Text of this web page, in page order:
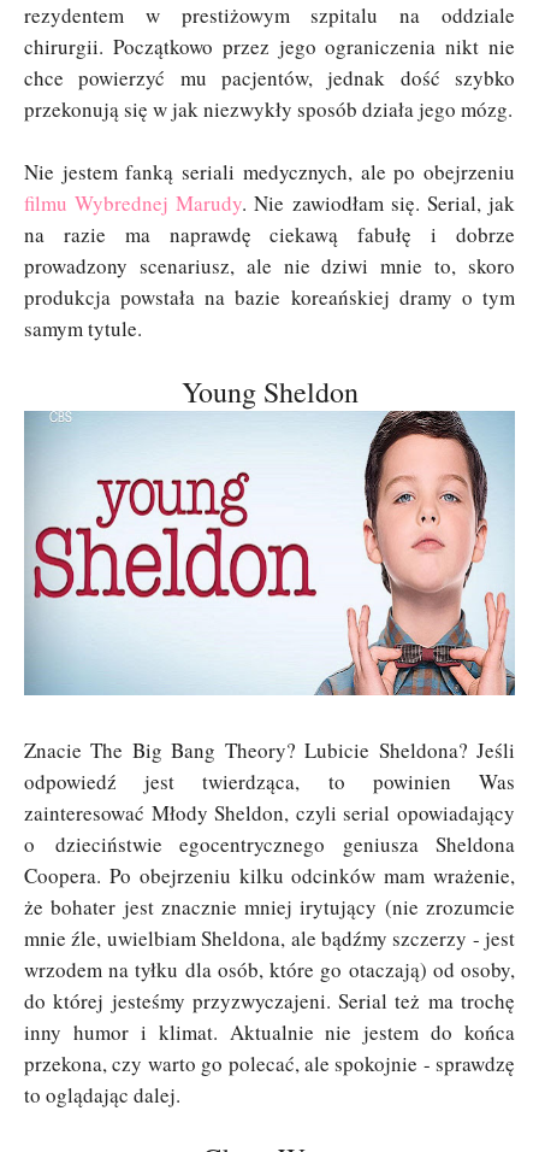
rezydentem w prestiżowym szpitalu na oddziale
chirurgii. Początkowo przez jego ograniczenia nikt nie
chce powierzyć mu pacjentów, jednak dość szybko
przekonują się w jak niezwykły sposób działa jego mózg.
Nie jestem fanką seriali medycznych, ale po obejrzeniu
filmu Wybrednej Marudy. Nie zawiodłam się. Serial, jak
na razie ma naprawdę ciekawą fabułę i dobrze
prowadzony scenariusz, ale nie dziwi mnie to, skoro
produkcja powstała na bazie koreańskiej dramy o tym
samym tytule.
Young Sheldon
Znacie The Big Bang Theory? Lubicie Sheldona? Jeśli
odpowiedź jest twierdząca, to powinien Was
zainteresować Młody Sheldon, czyli serial opowiadający
o dzieciństwie egocentrycznego geniusza Sheldona
Coopera. Po obejrzeniu kilku odcinków mam wrażenie,
że bohater jest znacznie mniej irytujący (nie zrozumcie
mnie źle, uwielbiam Sheldona, ale bądźmy szczerzy - jest
wrzodem na tyłku dla osób, które go otaczają) od osoby,
do której jesteśmy przyzwyczajeni. Serial też ma trochę
inny humor i klimat. Aktualnie nie jestem do końca
przekona, czy warto go polecać, ale spokojnie - sprawdzę
to oglądając dalej.